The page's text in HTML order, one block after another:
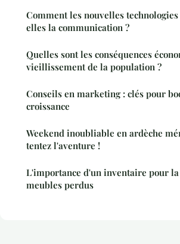
Comment les nouvelles
elles la communication ?
Quelles sont les conséquences
vieillissement de la population ?
Conseils en marketing : clés pour
croissance
Weekend inoubliable en ardèche
tentez l'aventure !
L'importance d'un inventaire pour la
meubles perdus